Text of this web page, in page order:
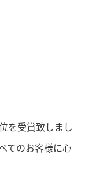
を受賞致しまし
てのお客様に心